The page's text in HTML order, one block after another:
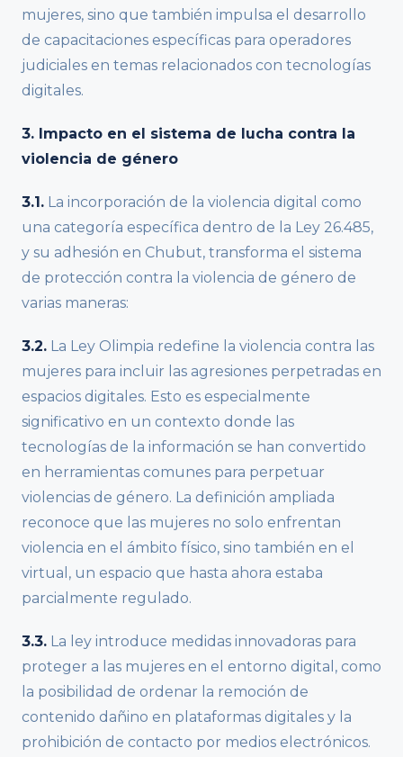
mujeres, sino que también impulsa el desarrollo
de capacitaciones específicas para operadores
judiciales en temas relacionados con tecnologías
digitales.
3. Impacto en el sistema de lucha contra la
violencia de género
3.1. La incorporación de la violencia digital como
una categoría específica dentro de la Ley 26.485,
y su adhesión en Chubut, transforma el sistema
de protección contra la violencia de género de
varias maneras:
3.2. La Ley Olimpia redefine la violencia contra las
mujeres para incluir las agresiones perpetradas en
espacios digitales. Esto es especialmente
significativo en un contexto donde las
tecnologías de la información se han convertido
en herramientas comunes para perpetuar
violencias de género. La definición ampliada
reconoce que las mujeres no solo enfrentan
violencia en el ámbito físico, sino también en el
virtual, un espacio que hasta ahora estaba
parcialmente regulado.
3.3. La ley introduce medidas innovadoras para
proteger a las mujeres en el entorno digital, como
la posibilidad de ordenar la remoción de
contenido dañino en plataformas digitales y la
prohibición de contacto por medios electrónicos.